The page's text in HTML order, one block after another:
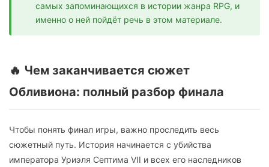
самых запоминающихся в истории жанра RPG, и
именно о ней пойдёт речь в этом материале.
🔥 Чем заканчивается сюжет
Обливиона: полный разбор финала
Чтобы понять финал игры, важно проследить весь
сюжетный путь. История начинается с убийства
императора Уриэля Септима VII и всех его наследников